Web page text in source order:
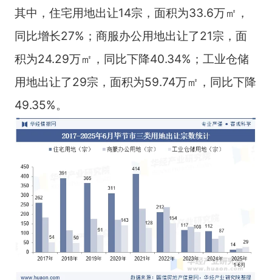
其中，住宅用地出让14宗，面积为33.6万㎡，
同比增长27%；商服办公用地出让了21宗，面
积为24.29万㎡，同比下降40.34%；工业仓储
用地出让了29宗，面积为59.74万㎡，同比下降
49.35%。